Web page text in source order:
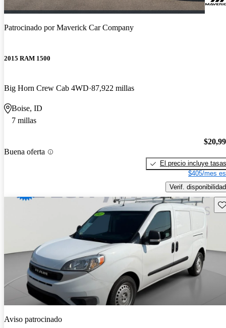
Patrocinado porMaverick Car Company
2015 RAM 1500
Big Horn Crew Cab 4WD 87,922 millas
Boise, ID
7 millas
Buena oferta
El precio incluye tasas
$405/mes
Verif. disponibilidad
Aviso patrocinado